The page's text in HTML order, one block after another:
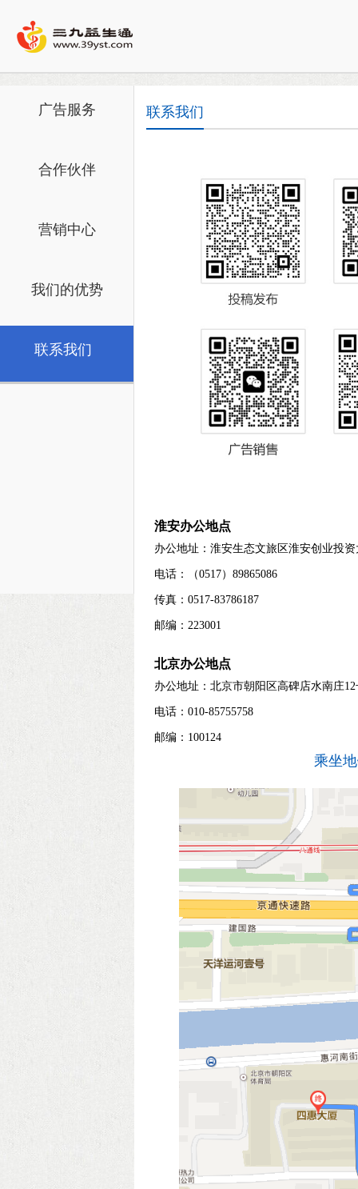
广告服务
合作伙伴
营销中心
我们的优势
联系我们
联系我们
淮安办公地点
办公地址：淮安生态文旅区淮安创业投
电话：（0517）89865086
传真：0517-83786187
邮编：223001
北京办公地点
办公地址：北京市朝阳区高碑店水南庄
电话：010-85755758
邮编：100124
乘坐